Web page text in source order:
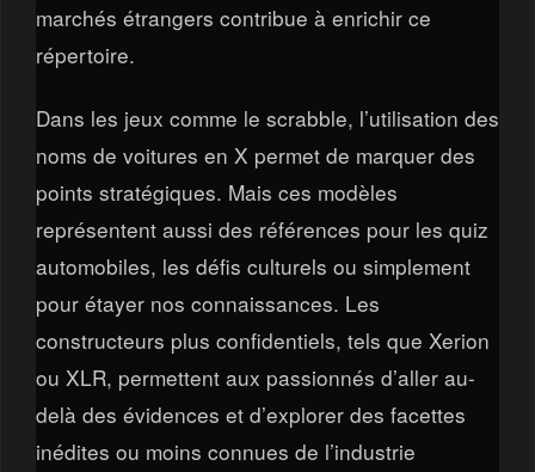
marchés étrangers contribue à enrichir ce
répertoire.
Dans les jeux comme le scrabble, l’utilisation des
noms de voitures en X permet de marquer des
points stratégiques. Mais ces modèles
représentent aussi des références pour les quiz
automobiles, les défis culturels ou simplement
pour étayer nos connaissances. Les
constructeurs plus confidentiels, tels que Xerion
ou XLR, permettent aux passionnés d’aller au-
delà des évidences et d’explorer des facettes
inédites ou moins connues de l’industrie